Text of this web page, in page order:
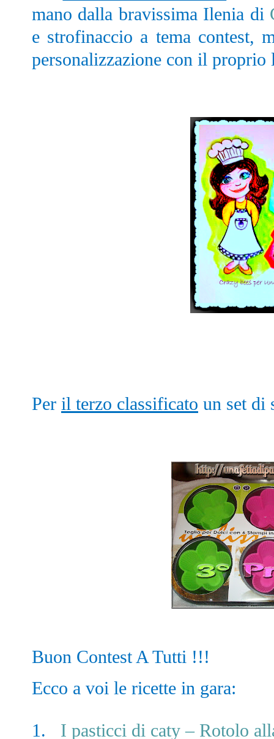
mano dalla bravissima Ilenia di
e strofinaccio a tema contest,
personalizzazione con il proprio
Per il terzo classificato un set di
Buon Contest A Tutti !!!
Ecco a voi le ricette in gara:
1. I pasticci di caty – Rotolo